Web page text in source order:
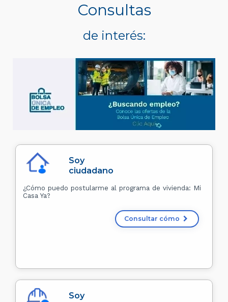
Consultas
de interés:
Soy
ciudadano
¿Cómo puedo postularme al programa de vivienda: Mi
Casa Ya?
Consultar cómo
Soy